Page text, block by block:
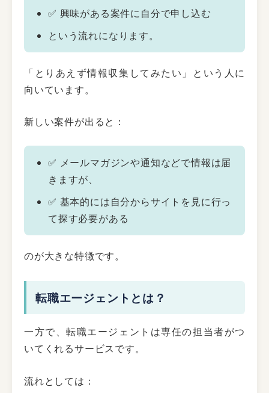
✅ 興味がある案件に自分で申し込む
という流れになります。
「とりあえず情報収集してみたい」という人に
向いています。
新しい案件が出ると：
✅ メールマガジンや通知などで情報は届
きますが、
✅ 基本的には自分からサイトを見に行っ
て探す必要がある
のが大きな特徴です。
転職エージェントとは？
一方で、転職エージェントは専任の担当者がつ
いてくれるサービスです。
流れとしては：